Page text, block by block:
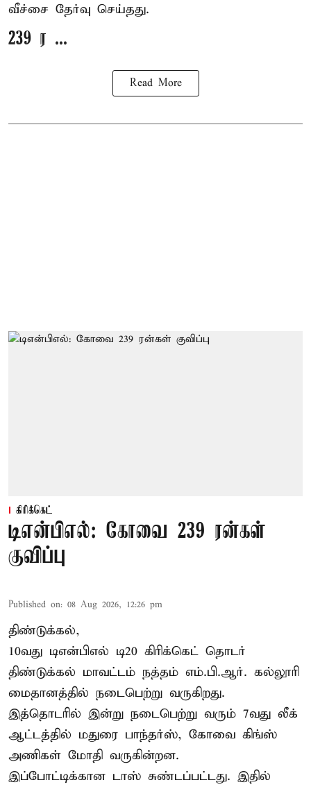
வீச்சை தேர்வு செய்தது.
239 ர ...
Read More
கிரிக்கெட்
டிஎன்பிஎல்: கோவை 239 ரன்கள்
குவிப்பு
Published on: 08 Aug 2026, 12:26 pm
திண்டுக்கல்,
10வது டிஎன்பிஎல் டி20 கிரிக்கெட் தொடர்
திண்டுக்கல் மாவட்டம் நத்தம் எம்.பி.ஆர். கல்லூரி
மைதானத்தில் நடைபெற்று வருகிறது.
இத்தொடரில் இன்று நடைபெற்று வரும் 7வது லீக்
ஆட்டத்தில் மதுரை பாந்தர்ஸ், கோவை கிங்ஸ்
அணிகள் மோதி வருகின்றன.
இப்போட்டிக்கான டாஸ் சுண்டப்பட்டது. இதில்